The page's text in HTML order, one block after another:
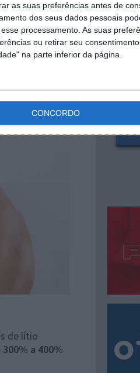
as suas preferências antes de
dos seus dados pessoais
processamento. As suas
ou retirar seu
na parte inferior da página.
CONCORDO
mas
de lítio
a 400%